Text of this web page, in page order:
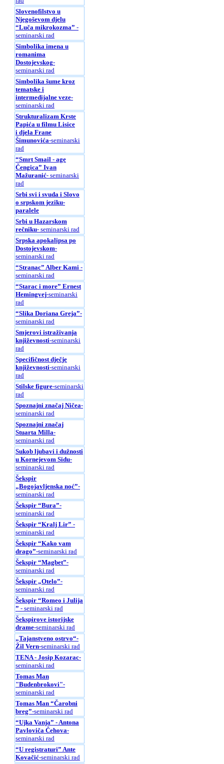
Slovenofilstvo u
Njegoševom djelu
“Luča mikrokozma” -
seminarski rad
Simbolika imena u
romanima
Dostojevskog-
seminarski rad
Simbolika šume kroz
tematske i
intermedijalne veze-
seminarski rad
Strukturalizam Krste
Papića u filmu Lisice
i djela Frane
Šimunovića-seminarski
rad
“Smrt Smail - age
Čengica” Ivan
Mažuranić- seminarski
rad
Srbi svi i svuda i Slovo
o srpskom jeziku-
paralele
Srbi u Hazarskom
rečniku- seminarski rad
Srpska apokalipsa po
Dostojevskom-
seminarski rad
“Stranac” Alber Kami -
seminarski rad
“Starac i more” Ernest
Hemingvej-seminarski
rad
“Slika Doriana Greja”-
seminarski rad
Smjerovi istraživanja
književnosti-seminarski
rad
Specifičnost dječje
književnosti-seminarski
rad
Stilske figure-seminarski
rad
Spoznajni značaj Ničea-
seminarski rad
Spoznajni značaj
Stuarta Milla-
seminarski rad
Sukob ljubavi i dužnosti
u Kornejevom Sidu-
seminarski rad
Šekspir
„Bogojavljenska noć”-
seminarski rad
Šekspir “Bura”-
seminarski rad
Šekspir “Kralj Lir” -
seminarski rad
Šekspir “Kako vam
drago”-seminarski rad
Šekspir “Magbet”-
seminarski rad
Šekspir „Otelo”-
seminarski rad
Šekspir “Romeo i Julijа
” - seminarski rad
Šekspirove istorijske
drame-seminarski rad
„Tajanstveno ostrvo“-
Žil Vern-seminarski rad
TENA - Josip Kozarac-
seminarski rad
Tomas Man
"Budenbrokovi"-
seminarski rad
Tomas Man “Čarobni
breg”-seminarski rad
“Ujka Vanja” - Antona
Pavloviča Čehova-
seminarski rad
“U registraturi” Ante
Kovačić-seminarski rad